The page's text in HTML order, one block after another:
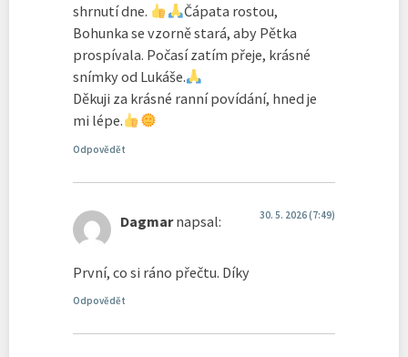
shrnutí dne.
Čápata rostou,
Bohunka se vzorně stará, aby Pětka
prospívala. Počasí zatím přeje, krásné
snímky od Lukáše.
Děkuji za krásné ranní povídání, hned je
mi lépe.
Odpovědět
Dagmar napsal: 30. 5. 2026 (7:49)
První, co si ráno přečtu. Díky
Odpovědět